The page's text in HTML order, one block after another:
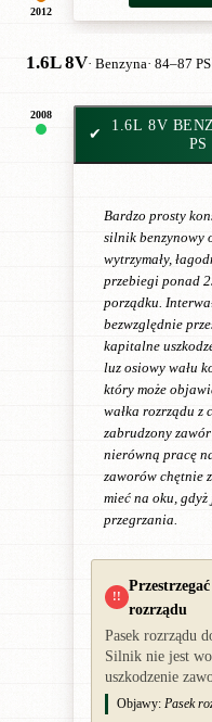
2012
1.6L 8V· Benzyna· 84–87 PS
2008
✔
1.6L 8V
PS
Bardzo prosty
silnik benzynowy
wytrzymały,
przebiegi ponad
porządku.
bezwzględnie
kapitalne
luz osiowy wału
który może
wałka rozrządu z
zabrudzony
nierówną pracę
zaworów chętnie
mieć na oku,
przegrzania.
!!
rozrządu
Pasek rozrządu
Silnik nie jest
uszkodzenie
Objawy: Pasek